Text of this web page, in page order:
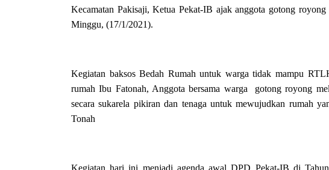
Kecamatan Pakisaji, Ketua Pekat-IB ajak anggota gotong royong
Minggu, (17/1/2021).
Kegiatan baksos Bedah Rumah untuk warga tidak mampu
rumah Ibu Fatonah, Anggota bersama warga gotong royong
secara sukarela pikiran dan tenaga untuk mewujudkan rumah
Tonah
Kegiatan hari ini menjadi agenda awal DPD Pekat-IB di